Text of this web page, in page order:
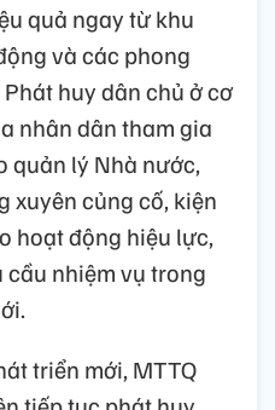
quả ngay từ khu
và các phong
huy dân chủ ở cơ
nhân dân tham gia
quản lý Nhà nước,
xuyên củng cố, kiện
hoạt động hiệu lực,
cầu nhiệm vụ trong
triển mới, MTTQ